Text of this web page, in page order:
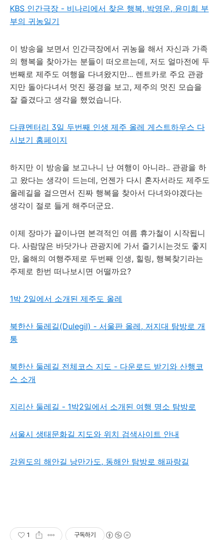
KBS 인간극장 - 비나리에서 찾은 행복, 박영운, 윤미희 부
부의 귀농일기
이 방송을 보면서 인간극장에서 귀농을 해서 자신과 가족
의 행복을 찾아가는 분들이 떠오르는데, 저도 얼마전에 두
번째로 제주도 여행을 다녀왔지만... 렌트카로 주요 관광
지만 돌아다녀서 멋진 풍경을 보고, 제주의 멋진 모습을
잘 즐겼다고 생각을 했었습니다.
다큐멘터리 3일 두번째 인생 제주 올레 게스트하우스 다
시보기 홈페이지
하지만 이 방송을 보고나니 난 여행이 아니라.. 관광을 하
고 왔다는 생각이 드는데, 언젠가 다시 혼자서라도 제주도
올레길을 걸으면서 진짜 행복을 찾아서 다녀와야겠다는
생각이 절로 들게 해주더군요.
이제 장마가 끝이나면 본격적인 여름 휴가철이 시작됩니
다. 사람많은 바닷가나 관광지에 가서 즐기시는것도 좋지
만, 올해의 여행주제로 두번째 인생, 힐링, 행복찾기라는
주제로 한번 떠나보시면 어떨까요?
1박 2일에서 소개된 제주도 올레
북한산 둘레길(Dulegil) - 서울판 올레, 저지대 탐방로 개
통
북한산 둘레길 전체코스 지도 - 다운로드 받기와 산행코
스 소개
지리산 둘레길 - 1박2일에서 소개된 여행 명소 탐방로
서울시 생태문화길 지도와 위치 검색사이트 안내
강원도의 해안길 낭만가도, 동해안 탐방로 해파랑길
1 구독하기